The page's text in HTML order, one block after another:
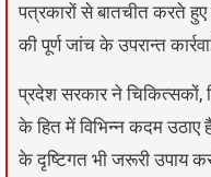
पत्रकारों से बातचीत करते
की पूर्ण जांच के उपरान्त
प्रदेश सरकार ने चिकित्सकों,
के हित में विभिन्न कदम
के दृष्टिगत भी जरूरी उपाय